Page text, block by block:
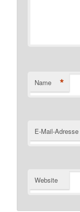
Name *
E-Mail-Adresse
Website